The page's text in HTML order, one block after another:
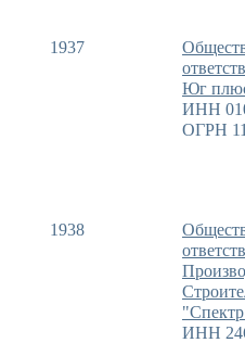
1937
Юг
ИНН
ОГРН
1938
ИНН